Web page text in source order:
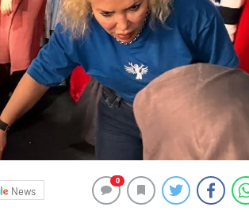
News
0